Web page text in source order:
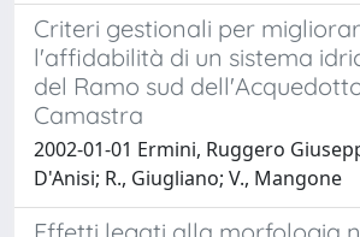
Criteri gestionali per
l'affidabilità di un sistema
del Ramo sud
Camastra
2002-01-01 Ermini, Ruggero
D'Anisi; R., Giugliano; V., Mangone